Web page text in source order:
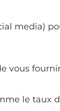
media)
vous
le taux